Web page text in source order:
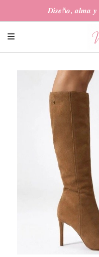
𝑫𝒊𝒔𝒆ñ𝒐, 𝒂𝒍𝒎𝒂